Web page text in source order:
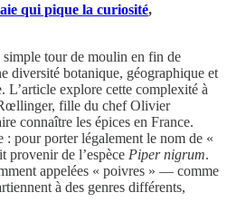
qui pique la curiosité,
tour de moulin en fin de
diversité botanique, géographique et
L’article explore cette complexité à
fille du chef Olivier
connaître les épices en France.
: pour porter légalement le nom de «
provenir de l’espèce Piper nigrum.
appelées « poivres » — comme
à des genres différents,